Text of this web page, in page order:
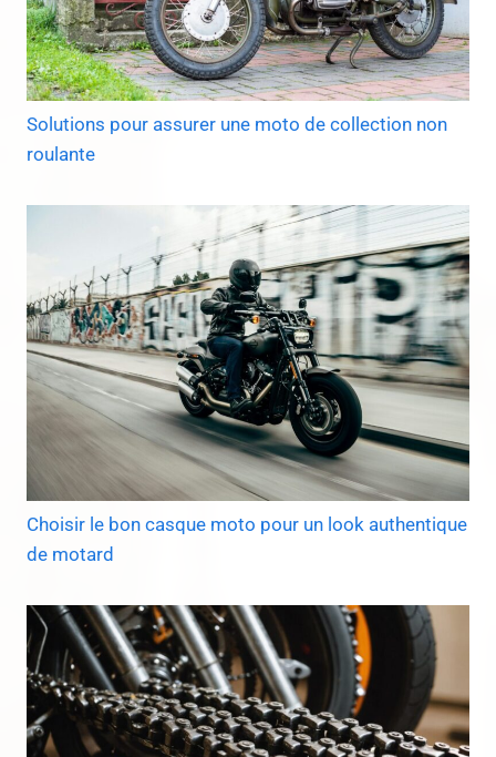
Solutions pour assurer une moto de collection non
roulante
Choisir le bon casque moto pour un look authentique
de motard